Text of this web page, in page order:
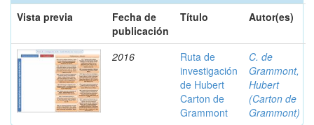
Vista previa
Fecha de
publicación
Título Autor(es)
2016
Ruta de
investigación
de Hubert
Carton de
Grammont
C. de
Grammont,
Hubert
(Carton de
Grammont)